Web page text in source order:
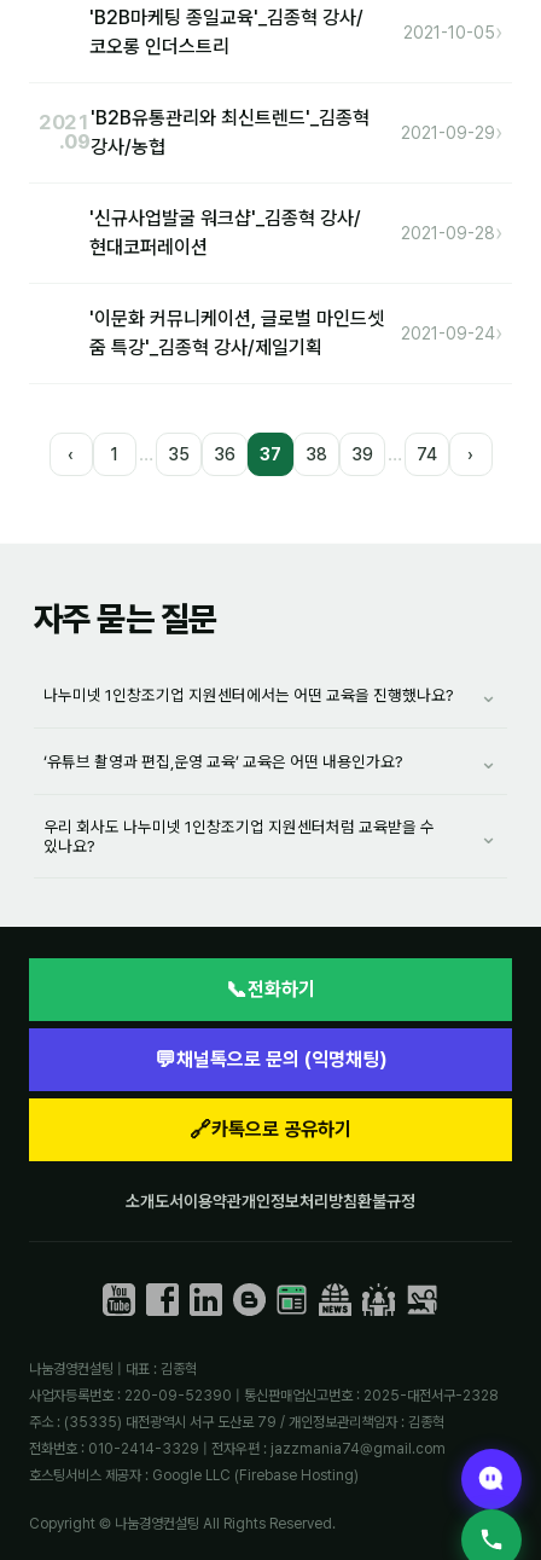
'B2B마케팅 종일교육'_김종혁 강사/
코오롱 인더스트리
2021-10-05›
2021
.09
'B2B유통관리와 최신트렌드'_김종혁
강사/농협
2021-09-29›
'신규사업발굴 워크샵'_김종혁 강사/
현대코퍼레이션
2021-09-28›
'이문화 커뮤니케이션, 글로벌 마인드셋
줌 특강'_김종혁 강사/제일기획
2021-09-24›
‹ 1 … 35 36 37 38 39 … 74 ›
자주 묻는 질문
나누미넷 1인창조기업 지원센터에서는 어떤 교육을 진행했나요? ⌄
‘유튜브 촬영과 편집,운영 교육’ 교육은 어떤 내용인가요? ⌄
우리 회사도 나누미넷 1인창조기업 지원센터처럼 교육받을 수
있나요?
⌄
📞전화하기
💬채널톡으로 문의 (익명채팅)
🔗카톡으로 공유하기
소개도서이용약관개인정보처리방침환불규정
나눔경영컨설팅 | 대표 : 김종혁
사업자등록번호 : 220-09-52390 | 통신판매업신고번호 : 2025-대전서구-2328
주소 : (35335) 대전광역시 서구 도산로 79 / 개인정보관리책임자 : 김종혁
전화번호 : 010-2414-3329 | 전자우편 : jazzmania74@gmail.com
호스팅서비스 제공자 : Google LLC (Firebase Hosting)
Copyright © 나눔경영컨설팅 All Rights Reserved.